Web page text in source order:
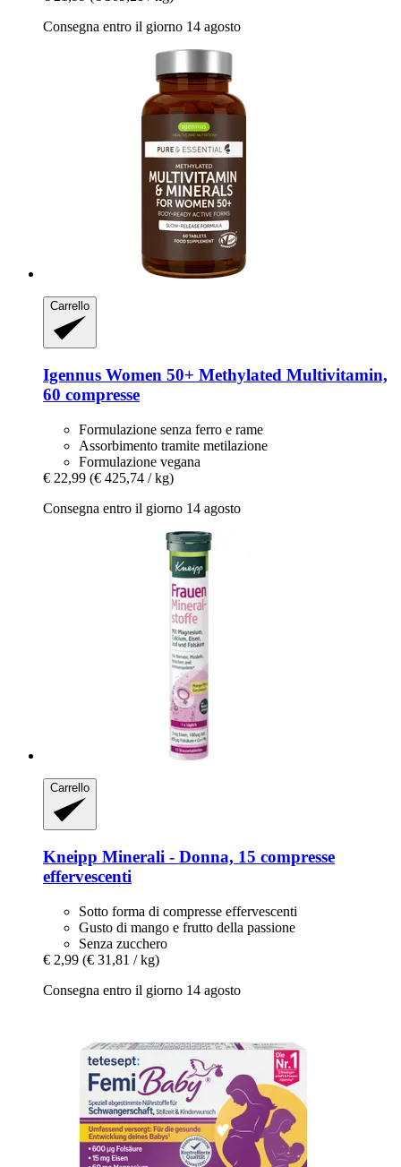
Consegna entro il giorno 14 agosto
Carrello
Igennus Women 50+ Methylated Multivitamin,
60 compresse
Formulazione senza ferro e rame
Assorbimento tramite metilazione
Formulazione vegana
€ 22,99 (€ 425,74 / kg)
Consegna entro il giorno 14 agosto
Carrello
Kneipp Minerali -​ Donna, 15 compresse
effervescenti
Sotto forma di compresse effervescenti
Gusto di mango e frutto della passione
Senza zucchero
€ 2,99 (€ 31,81 / kg)
Consegna entro il giorno 14 agosto